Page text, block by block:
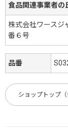
食品関連事業者の
株式会社ワースジ
番６号
品番
ショップトップ（